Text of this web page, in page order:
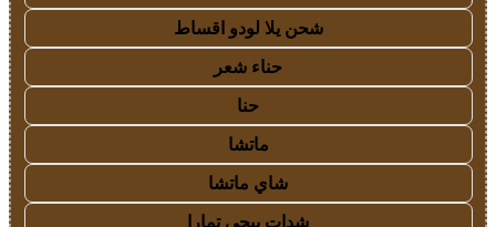
شحن يلا لودو اقساط
حناء شعر
حنا
ماتشا
شاي ماتشا
شدات ببجي تمارا